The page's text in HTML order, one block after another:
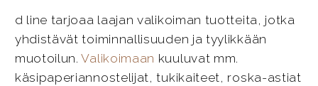
d line tarjoaa laajan valikoiman tuotteita, jotka
yhdistävät toiminnallisuuden ja tyylikkään
muotoilun.Valikoimaan kuuluvat mm.
käsipaperiannostelijat, tukikaiteet, roska-astiat